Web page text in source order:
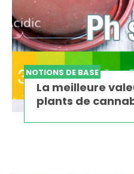
NOTIONS DE BASE
La meilleure
plants de